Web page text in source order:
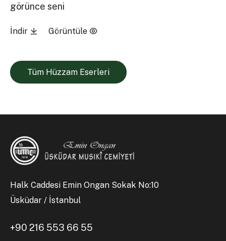
görünce seni
İndir Görüntüle
Tüm Hüzzam Eserleri
Halk Caddesi Emin Ongan Sokak No:10
Üsküdar / İstanbul
+90 216 553 66 55